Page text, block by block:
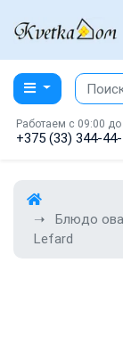
Работаем с 09:00 до
+375 (33) 344-
Блюдо
Lefard